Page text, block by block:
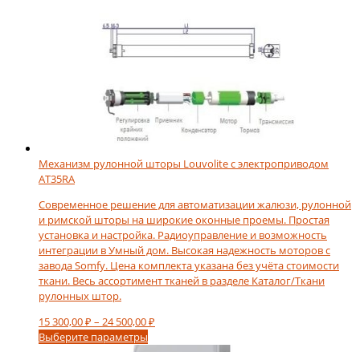
Механизм рулонной шторы Louvolite с электроприводом
AT35RA
Современное решение для автоматизации жалюзи, рулонной
и римской шторы на широкие оконные проемы. Простая
установка и настройка. Радиоуправление и возможность
интеграции в Умный дом. Высокая надежность моторов с
завода Somfy. Цена комплекта указана без учёта стоимости
ткани. Весь ассортимент тканей в разделе Каталог/Ткани
рулонных штор.
15 300,00₽ – 24 500,00₽
Выберите параметры